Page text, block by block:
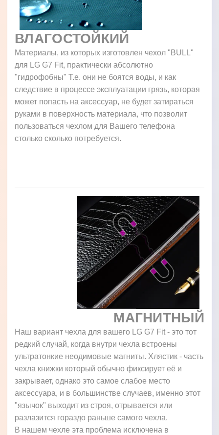
ВЛАГОСТОЙКИЙ
Материалы, из которых изготовлен чехол "BULL"
для LG G7 Fit, практически абсолютно
"гидрофобны" Т.е. они не боятся воды, и как
следствие в процессе эксплуатации грязь, которая
может попасть на аксессуар, не будет затираться
руками в поверхность материала, что позволит
пользоваться чехлом для Вашего телефона
столько сколько потребуется.
МАГНИТНЫЙ
Наш вариант чехла для вашего LG G7 Fit - это тот
редкий случай, когда внутри чехла встроены
ультратонкие неодимовые магниты. Хлястик - часть
чехла книжки который обычно фиксирует её и
закрывает, однако это самое слабое место
аксессуара, и в большинстве случаев, именно этот
"язычок" выходит из строя, отрывается или
разлазится гораздо раньше самого чехла.
В нашем чехле эта проблема исключена в